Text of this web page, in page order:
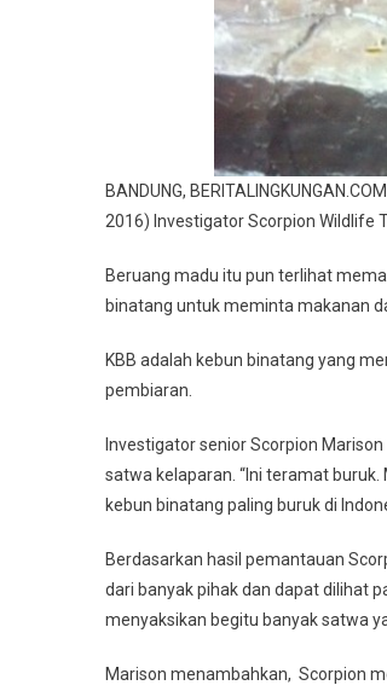
BANDUNG,
2016) Investigator Scorpion Wildlife
Beruang madu itu pun terlihat
binatang untuk meminta makanan
KBB adalah kebun binatang yang
pembiaran.
Investigator senior Scorpion
satwa kelaparan. “Ini teramat
kebun binatang paling buruk di
Berdasarkan hasil pemantauan
dari banyak pihak dan dapat dilihat
menyaksikan begitu banyak satwa
Marison menambahkan, Scorpion